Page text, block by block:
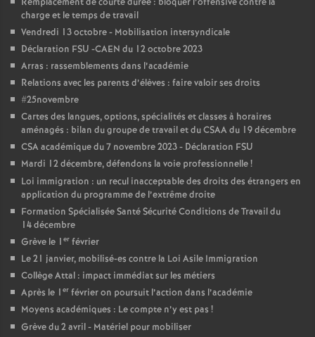
S
e
c
o
n
d
d
e
charge et le temps de travail
Vendredi 13 octobre - Mobilisation intersyndicale
Déclaration FSU -CAEN du 12 octobre 2023
Arras : rassemblements dans l’académie
Relations avec les parents d’élèves : faire valoir ses droits
#25novembre
Cartes des langues, options, spécialités et classes à horaires
aménagés : bilan du groupe de travail et du CSAA du 19 décembre
CSA académique du 7 novembre 2023 - Déclaration FSU
Mardi 12 décembre, défendons la voie professionnelle!
Loi immigration : un recul inacceptable des droits des étrangers en
application du programme de l’extrême droite
Formation Spécialisée Santé Sécurité Conditions de Travail du
14 décembre
Grève le 1 er février
Le 21 janvier, mobilisé-es contre la Loi Asile Immigration
Collège Attal : impact immédiat sur les métiers
Après le 1 er février on poursuit l’action dans l’académie
Moyens académiques : Le compte n’y est pas !
Grève du 2 avril - Matériel pour mobiliser